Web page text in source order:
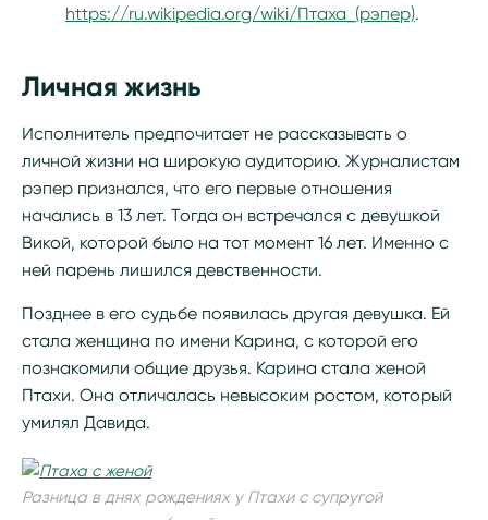
https://ru.wikipedia.org/wiki/Птаха_(рэпер).
Личная жизнь
Исполнитель предпочитает не рассказывать о
личной жизни на широкую аудиторию. Журналистам
рэпер признался, что его первые отношения
начались в 13 лет. Тогда он встречался с девушкой
Викой, которой было на тот момент 16 лет. Именно с
ней парень лишился девственности.
Позднее в его судьбе появилась другая девушка. Ей
стала женщина по имени Карина, с которой его
познакомили общие друзья. Карина стала женой
Птахи. Она отличалась невысоким ростом, который
умилял Давида.
Разница в днях рождениях у Птахи с супругой